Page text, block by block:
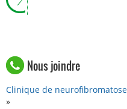
Nous joindre
Clinique de neurofibromatose